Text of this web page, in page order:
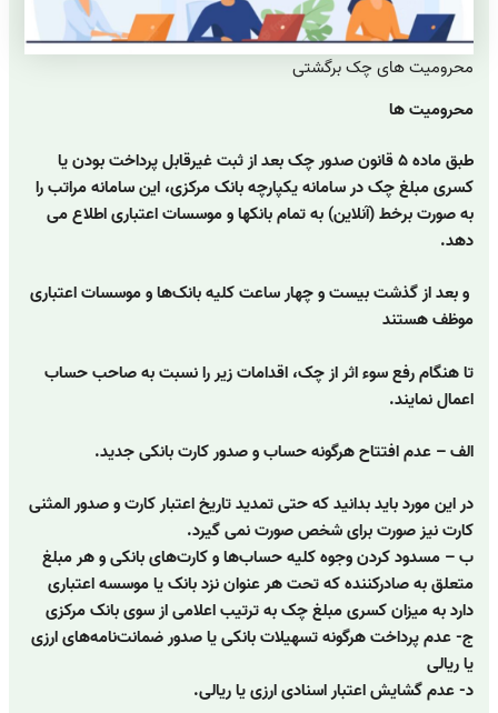
محرومیت های چک برگشتی
محرومیت ها
طبق ماده ۵ قانون صدور چک
بعد از ثبت غیرقابل پرداخت بودن یا
کسری مبلغ چک در سامانه یکپارچه بانک مرکزی، این سامانه مراتب را
به صورت برخط (آنلاین) به تمام بانکها و موسسات اعتباری اطلاع می
دهد.
و بعد از گذشت بیست و چهار ساعت کلیه بانک‌ها و موسسات اعتباری
موظف هستند
تا هنگام رفع سوء اثر از چک، اقدامات زیر را نسبت به صاحب حساب
اعمال نمایند.
الف – عدم افتتاح هرگونه حساب و صدور کارت بانکی جدید.
در این مورد باید بدانید که حتی تمدید تاریخ اعتبار کارت و صدور المثنی
کارت نیز صورت برای شخص صورت نمی گیرد.
ب – مسدود کردن وجوه کلیه حساب‌ها و کارت‌های بانکی و هر مبلغ
متعلق به صادرکننده که تحت هر عنوان نزد بانک یا موسسه اعتباری
دارد به میزان کسری مبلغ چک به ترتیب اعلامی از سوی بانک مرکزی
ج- عدم پرداخت هرگونه تسهیلات بانکی یا صدور ضمانت‌نامه‌های ارزی
یا ریالی
د- عدم گشایش اعتبار اسنادی ارزی یا ریالی.